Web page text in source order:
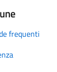
frequenti